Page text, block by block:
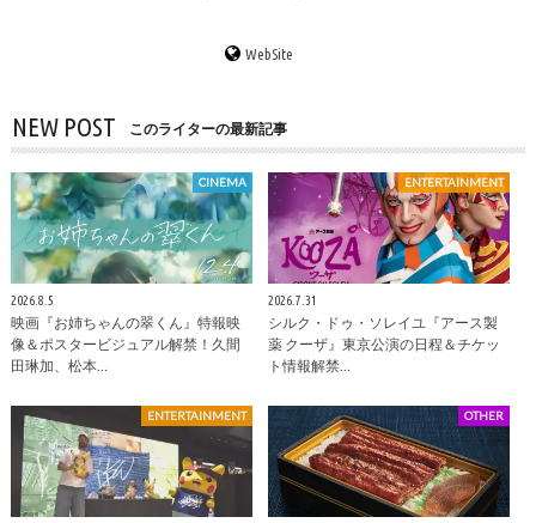
WebSite
NEW POST このライターの最新記事
CINEMA
2026.8.5
映画『お姉ちゃんの翠くん』特報映
像＆ポスタービジュアル解禁！久間
田琳加、松本…
ENTERTAINMENT
2026.7.31
シルク・ドゥ・ソレイユ『アース製
薬 クーザ』東京公演の日程＆チケッ
ト情報解禁…
ENTERTAINMENT OTHER